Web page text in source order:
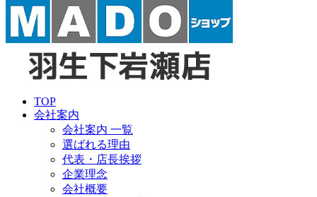
TOP
会社案内
会社案内 一覧
選ばれる理由
代表・店長挨拶
企業理念
会社概要